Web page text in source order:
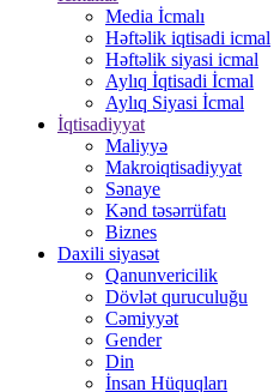
Media İcmalı
Həftəlik iqtisadi icmal
Həftəlik siyasi icmal
Aylıq İqtisadi İcmal
Aylıq Siyasi İcmal
İqtisadiyyat
Maliyyə
Makroiqtisadiyyat
Sənaye
Kənd təsərrüfatı
Biznes
Daxili siyasət
Qanunvericilik
Dövlət quruculuğu
Cəmiyyət
Gender
Din
İnsan Hüquqları